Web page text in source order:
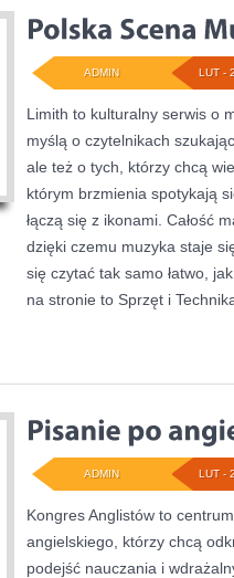
LUT -
ADMIN
Limith to kulturalny serwis o
myślą o czytelnikach
ale też o tych, którzy chcą
którym brzmienia spotykają
łączą się z ikonami. Całość
dzięki czemu muzyka staje
się czytać tak samo łatwo,
na stronie to Sprzęt i
LUT -
ADMIN
Kongres Anglistów to
angielskiego, którzy chcą
podejść nauczania i